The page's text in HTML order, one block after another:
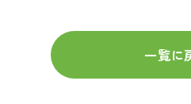
一覧に